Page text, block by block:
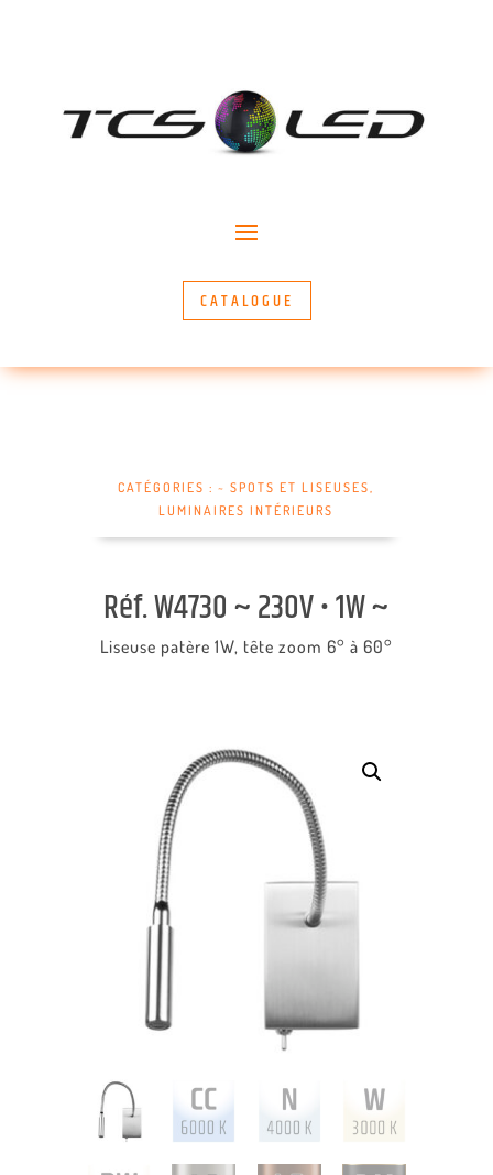
CATALOGUE
CATÉGORIES :~ SPOTS ET LISEUSES,
LUMINAIRES INTÉRIEURS
Réf. W4730 ~ 230V • 1W ~
Liseuse patère 1W, tête zoom 6° à 60°